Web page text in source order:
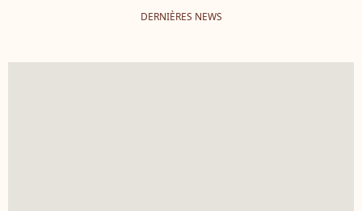
DERNIÈRES NEWS